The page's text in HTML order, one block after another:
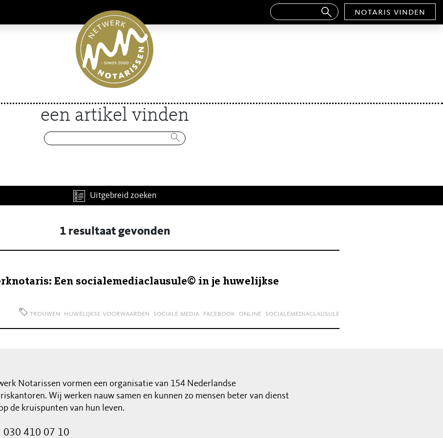
notaris vinden
een artikel vinden
Uitgebreid zoeken
1 resultaat gevonden
Een socialemediaclausule© in je huwelijkse
trouwen huwelijkse voorwaarden sociale media facebook online socialemediaclausule
Notarissen vormen een organisatie van 154 Nederlandse
Wij werken nauw samen en kunnen zo mensen beter van dienst
de kruispunten van hun leven.
030 410 07 10